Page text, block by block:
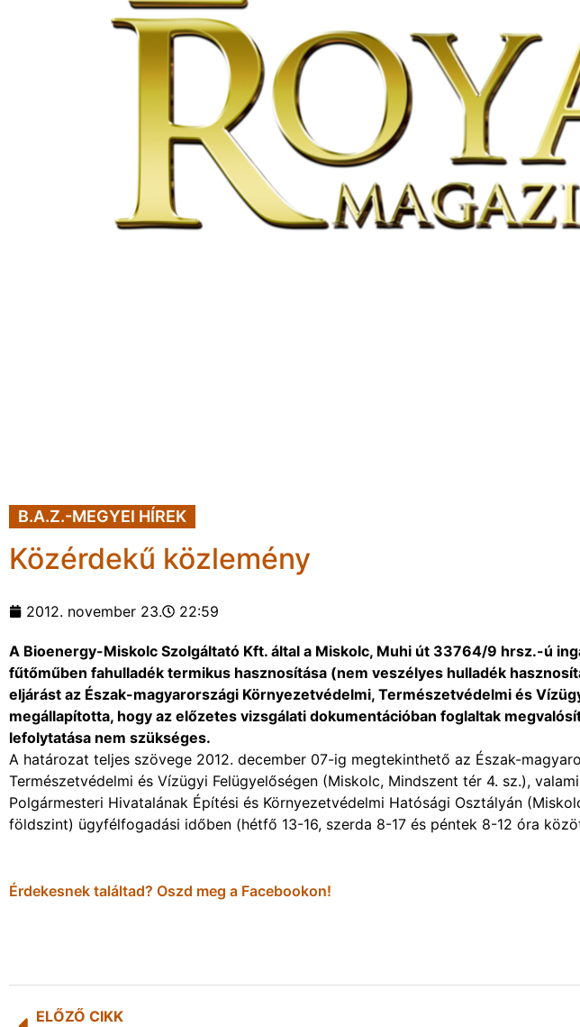
B.A.Z.-MEGYEI HÍREK
Közérdekű közlemény
2012. november 23. 22:59
A Bioenergy-Miskolc Szolgáltató Kft. által a Miskolc, Muhi út 33764/9 hrsz.-ú
fűtőműben fahulladék termikus hasznosítása (nem veszélyes hulladék
eljárást az Észak-magyarországi Környezetvédelmi, Természetvédelmi és
megállapította, hogy az előzetes vizsgálati dokumentációban foglaltak
lefolytatása nem szükséges.
A határozat teljes szövege 2012. december 07-ig megtekinthető az Észak-
Természetvédelmi és Vízügyi Felügyelőségen (Miskolc, Mindszent tér 4. sz.),
Polgármesteri Hivatalának Építési és Környezetvédelmi Hatósági Osztályán
földszint) ügyfélfogadási időben (hétfő 13-16, szerda 8-17 és péntek 8-12 óra
Érdekesnek találtad? Oszd meg a Facebookon!
ELŐZŐ CIKK